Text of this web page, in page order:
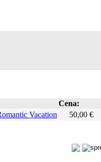
Cena:
Vacation
50,00 €